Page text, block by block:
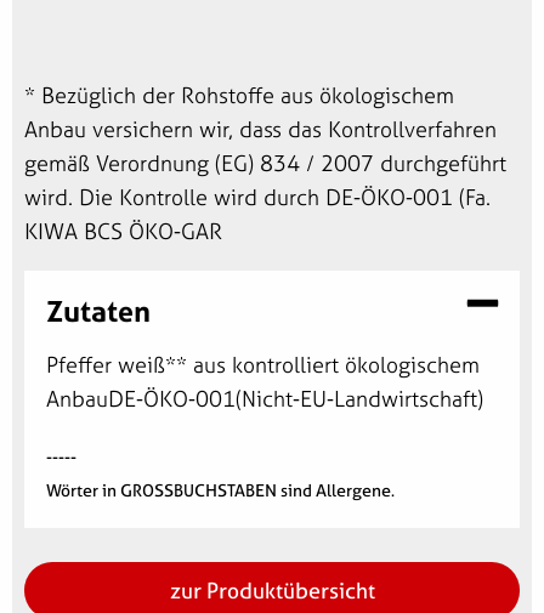
* Bezüglich der Rohstoffe aus ökologischem
Anbau versichern wir, dass das Kontrollverfahren
gemäß Verordnung (EG) 834 / 2007 durchgeführt
wird. Die Kontrolle wird durch DE-ÖKO-001 (Fa.
KIWA BCS ÖKO-GAR
Zutaten
Pfeffer weiß** aus kontrolliert ökologischem
AnbauDE-ÖKO-001(Nicht-EU-Landwirtschaft)
-----
Wörter in GROSSBUCHSTABEN sind Allergene.
zur Produktübersicht